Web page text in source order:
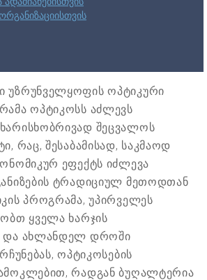
ადამიანებისთვის
უზრუნველყოფის ოპტიკური
ოპტიკოსს აძლევს
შეცვალოს
რაც, შესაბამისად, საკმაოდ
ეფექტს იძლევა
ტრადიციულ მეთოდთან
პროგრამა, უპირველეს
ყველა ხარჯის
და ახლანდელ დროში
ოპტიკოსების
რადგან ბუღალტერია